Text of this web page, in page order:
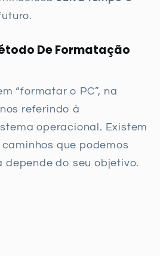
De Formatação
“formatar o PC”, na
referindo à
operacional. Existem
que podemos
depende do seu objetivo.